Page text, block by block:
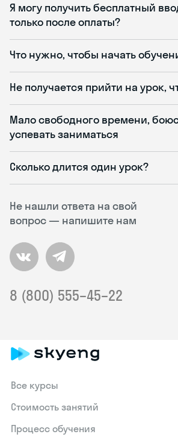
Не нашли ответа на свой
вопрос — напишите нам
8 (800) 555–45–22
Я могу получить бесплатный
только после оплаты?
Что нужно, чтобы начать
Не получается прийти на урок,
Мало свободного времени,
успевать заниматься
Сколько длится один урок?
Все курсы
Стоимость занятий
Процесс обучения